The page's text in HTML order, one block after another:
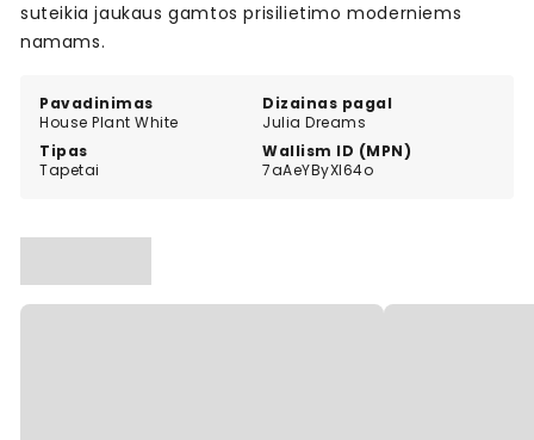
Pavadinimas
House Plant White
Dizainas pagal
Julia Dreams
Tipas
Tapetai
Wallism ID (MPN)
7aAeYByXl64o
suteikia jaukaus gamtos prisilietimo moderniems
namams.